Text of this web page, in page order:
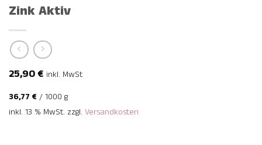
Zink Aktiv
25,90€ inkl. MwSt
36,77 € / 1000 g
inkl. 13 % MwSt. zzgl. Versandkosten